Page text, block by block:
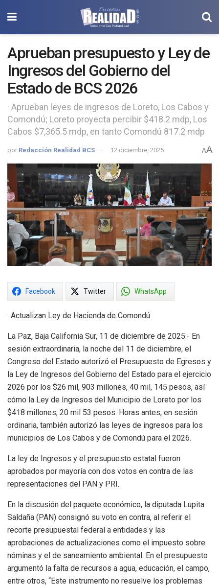
Aprueban presupuesto y Ley de
Ingresos del Gobierno del
Estado de BCS 2026
· Aprueban leyes de ingresos de Loreto, Los Cabos y
Comondú; Loreto proyecta percibir $418.2 mdp, Los
Cabos $7,365.5 mdp, en tanto Comondú 817.2 mdp
por Redacción Realidad BCS 12 diciembre, 2025 AA
Facebook Twitter WhatsApp
· Actualizan Ley de Hacienda de Comondú
La Paz, Baja California Sur, 11 de diciembre de 2025.- En
sesión extraordinaria, la noche del 11 de diciembre, el
Congreso del Estado autorizó el Presupuesto de Egresos y
la Ley de Ingresos del Gobierno del Estado para el ejercicio
2026 por los $26 mil, 903 millones, 40 mil, 145 pesos, así
cómo la Ley de Ingresos del Municipio de Loreto por los
$418 millones, 20 mil 53 pesos. Horas antes, en sesión
ordinaria, también autorizó las leyes de ingresos para los
municipios de Los Cabos y de Comondú para el 2026.
La ley de Ingresos y el presupuesto estatal fueron
aprobados por mayoría con dos votos en contra de las
representaciones del PAN y PRI.
En la discusión del paquete económico, la diputada Lupita
Saldaña (PAN) consignó su voto en contra, al referir el
recorte presupuestal federal a entidades y las
aprobaciones de actualizaciones como el impuesto sobre
nóminas y el de saneamiento ambiental. En el presupuesto
argumentó la falta de recursos a agua, educación, el campo,
entre otros, “Este instrumento no resuelve los problemas